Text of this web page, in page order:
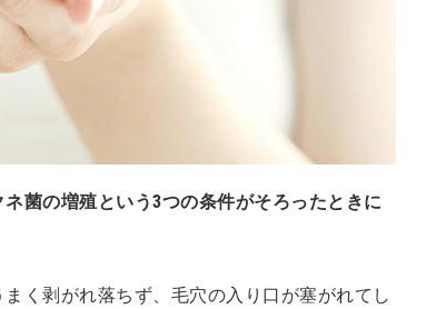
菌の増殖という3つの条件がそろったときに
く剥がれ落ちず、毛穴の入り口が塞がれてし